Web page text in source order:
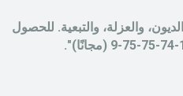
والعزلة، والتبعية. للحصول